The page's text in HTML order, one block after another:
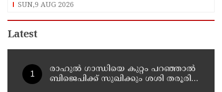
SUN,9 AUG 2026
Latest
രാഹുല്‍ ഗാന്ധിയെ കുറ്റം പറഞ്ഞാല്‍
ബിജെപിക്ക് സുഖിക്കും ശശി തരൂരിന്